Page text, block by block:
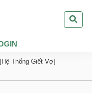
Thống Giết Vợ]